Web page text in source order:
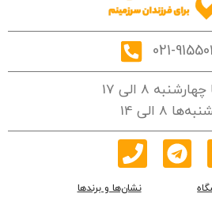
021-
8 الی 17
8 الی 14
نشان‌ها و برندها